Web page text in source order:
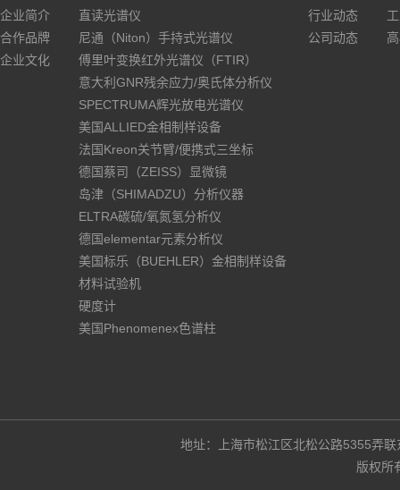
企业简介
合作品牌
企业文化
直读光谱仪
尼通（Niton）手持式光谱仪
傅里叶变换红外光谱仪（FTIR）
意大利GNR残余应力/奥氏体分析仪
SPECTRUMA辉光放电光谱仪
美国ALLIED金相制样设备
法国Kreon关节臂/便携式三坐标
德国蔡司（ZEISS）显微镜
岛津（SHIMADZU）分析仪器
ELTRA碳硫/氧氮氢分析仪
德国elementar元素分析仪
美国标乐（BUEHLER）金相制样设备
材料试验机
硬度计
美国Phenomenex色谱柱
行业动态
公司动态
地址：上海市松江区北松公路5355
版权所